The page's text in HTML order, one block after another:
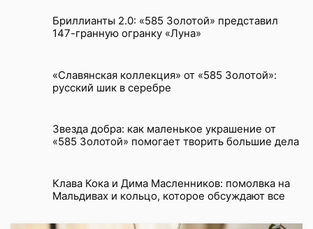
Бриллианты 2.0: «585 Золотой» представил
147-гранную огранку «Луна»
«Славянская коллекция» от «585 Золотой»:
русский шик в серебре
Звезда добра: как маленькое украшение от
«585 Золотой» помогает творить большие дела
Клава Кока и Дима Масленников: помолвка на
Мальдивах и кольцо, которое обсуждают все